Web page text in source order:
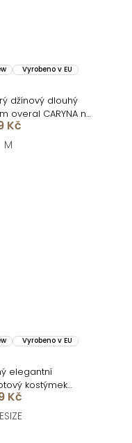
Vyrobeno v EU
džínový dlouhý
overal CARYNA na
Kč
M
Vyrobeno v EU
elegantní
kostýmek
Kč